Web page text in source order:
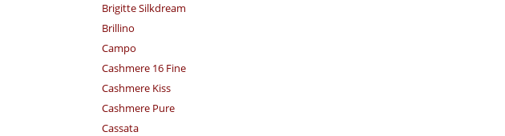
Brigitte Silkdream
Brillino
Campo
Cashmere 16 Fine
Cashmere Kiss
Cashmere Pure
Cassata